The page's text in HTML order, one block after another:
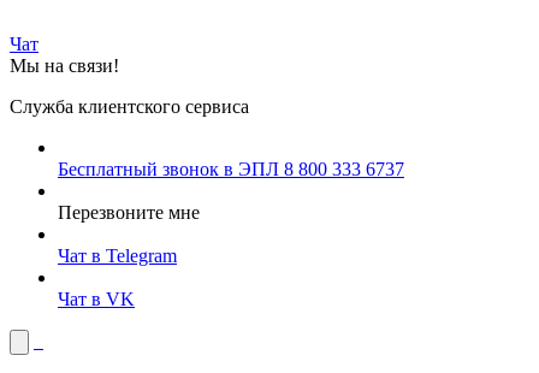
Чат
Мы на связи!
Служба клиентского сервиса
Бесплатный звонок в ЭПЛ 8 800 333 6737
Перезвоните мне
Чат в Telegram
Чат в VK